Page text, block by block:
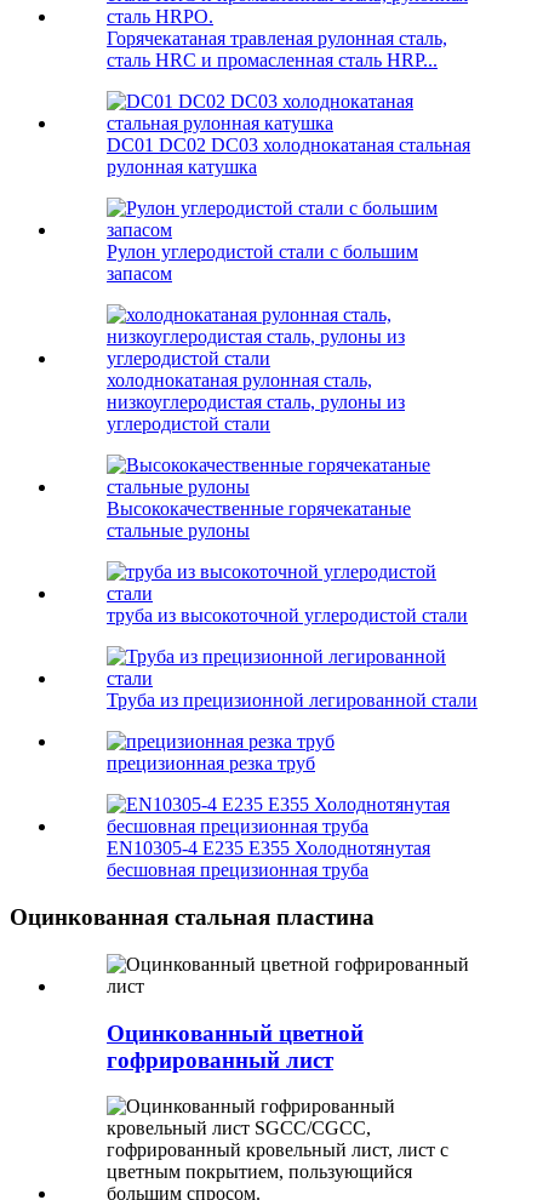
Горячекатаная травленая рулонная сталь,
сталь HRC и промасленная сталь HRP...
DC01 DC02 DC03 холоднокатаная стальная
рулонная катушка
Рулон углеродистой стали с большим
запасом
холоднокатаная рулонная сталь,
низкоуглеродистая сталь, рулоны из
углеродистой стали
Высококачественные горячекатаные
стальные рулоны
труба из высокоточной углеродистой стали
Труба из прецизионной легированной стали
прецизионная резка труб
EN10305-4 E235 E355 Холоднотянутая
бесшовная прецизионная труба
Оцинкованная стальная пластина
Оцинкованный цветной
гофрированный лист